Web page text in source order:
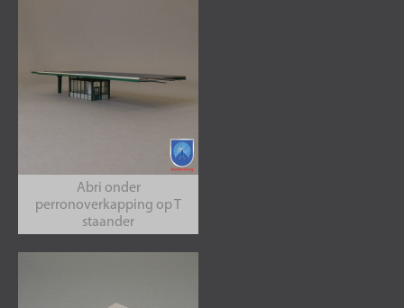
Abri onder
perronoverkapping op T
staander